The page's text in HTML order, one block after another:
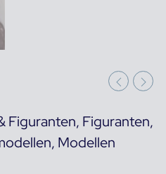
Figuranten, Figuranten,
, Modellen